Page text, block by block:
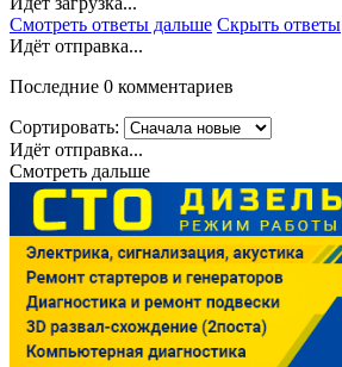
Смотреть ответы дальше Скрыть ответы
Идёт отправка...
Последние 0 комментариев
Сортировать:
Идёт отправка...
Смотреть дальше